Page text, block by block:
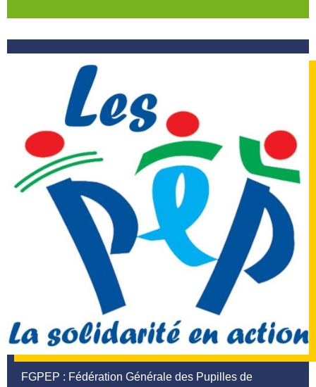
FGPEP : Fédération Générale des Pupilles de